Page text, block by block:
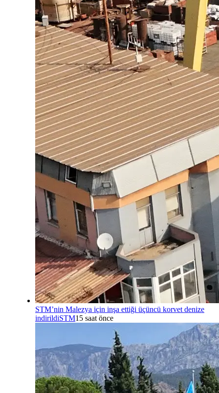
STM’nin Malezya için inşa ettiği üçüncü korvet denize
indirildiSTM15 saat önce